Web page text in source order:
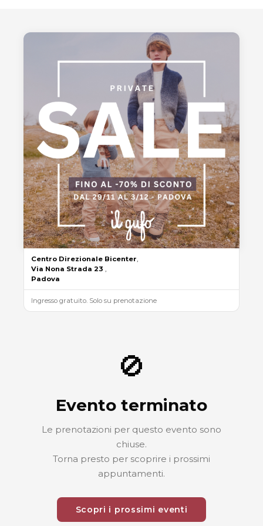
Centro Direzionale Bicenter
Via Nona Strada 23
Padova
Ingresso gratuito. Solo su prenotazione
🚫
Evento terminato
Le prenotazioni per questo evento sono
chiuse.
Torna presto per scoprire i prossimi
appuntamenti.
Scopri i prossimi eventi